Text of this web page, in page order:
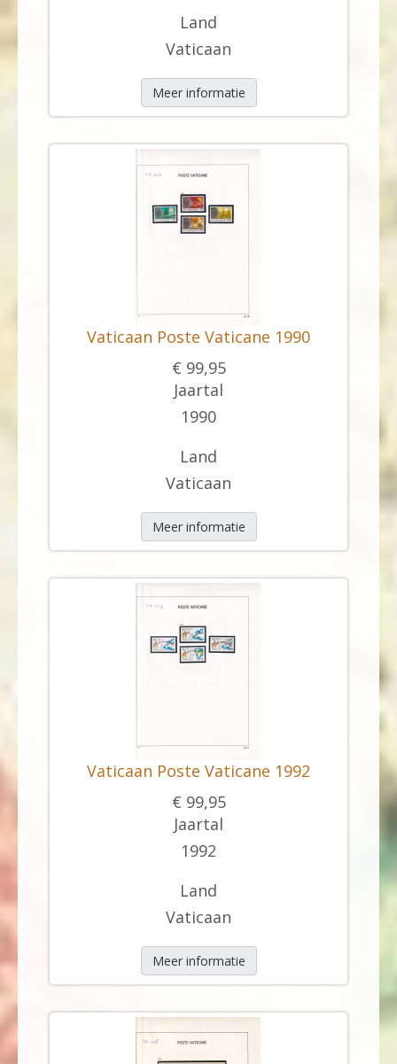
Land
Vaticaan
Meer informatie
Vaticaan Poste Vaticane 1990
€ 99,95
Jaartal
1990
Land
Vaticaan
Meer informatie
Vaticaan Poste Vaticane 1992
€ 99,95
Jaartal
1992
Land
Vaticaan
Meer informatie